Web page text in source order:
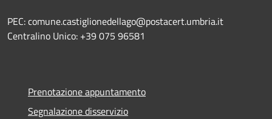
PEC: comune.castiglionedellago@postacert.umbria.it
Centralino Unico: +39 075 96581
Prenotazione appuntamento
Segnalazione disservizio